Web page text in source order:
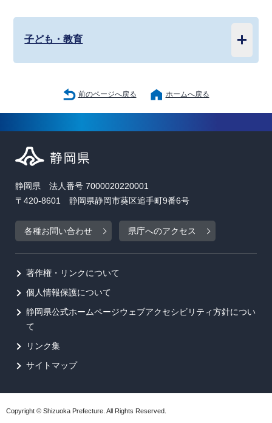
子ども・教育
前のページへ戻る ホームへ戻る
静岡県 法人番号 7000020220001
〒420-8601 静岡県静岡市葵区追手町9番6号
各種お問い合わせ 県庁へのアクセス
著作権・リンクについて
個人情報保護について
静岡県公式ホームページウェブアクセシビリティ方針につい
て
リンク集
サイトマップ
Copyright © Shizuoka Prefecture. All Rights Reserved.